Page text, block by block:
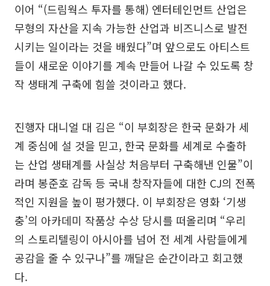
이어 “(드림웍스 투자를 통해) 엔터테인먼트 산업은
무형의 자산을 지속 가능한 산업과 비즈니스로 발전
시키는 일이라는 것을 배웠다”며 앞으로도 아티스트
들이 새로운 이야기를 계속 만들어 나갈 수 있도록 창
작 생태계 구축에 힘쓸 것이라고 했다.
진행자 대니얼 대 김은 “이 부회장은 한국 문화가 세
계 중심에 설 것을 믿고, 한국 문화를 세계로 수출하
는 산업 생태계를 사실상 처음부터 구축해낸 인물”이
라며 봉준호 감독 등 국내 창작자들에 대한 CJ의 전폭
적인 지원을 높이 평가했다. 이 부회장은 영화 ‘기생
충’의 아카데미 작품상 수상 당시를 떠올리며 “우리
의 스토리텔링이 아시아를 넘어 전 세계 사람들에게
공감을 줄 수 있구나”를 깨달은 순간이라고 회고했
다.